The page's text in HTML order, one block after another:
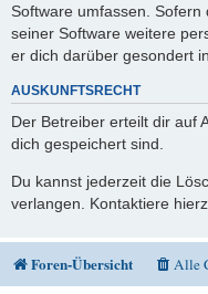
Software umfassen.
seiner Software weitere
er dich darüber gesondert
AUSKUNFTSRECHT
Der Betreiber erteilt dir auf
dich gespeichert sind.
Du kannst jederzeit die
verlangen. Kontaktiere
Foren-Übersicht Alle